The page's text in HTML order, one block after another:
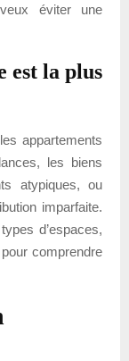
éviter une
est la plus
appartements
les biens
atypiques, ou
imparfaite.
d’espaces,
comprendre